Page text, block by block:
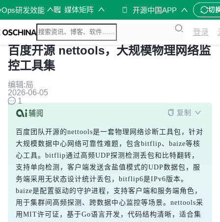
研发效能 媒体矩阵 开源中国APP 切
登录
百度开源 nettools，大规模物理网络监
控工具集
编辑:局
2026-06-05
1
复制
百度团队开源的nettools是一套物理网络诊断工具包，针对
大规模数据中心网络可靠性难题，包含bitflip、baize等核
心工具。bitflip通过高频UDP探测检测丢包和比特翻转，
支持单向检测，客户端发送含盐值模式的UDP数据包，服
务端采用无状态设计统计丢包，bitflip6是IPv6版本。
baize是配置驱动的守护进程，支持客户端和服务端角色，
用于集群间高频探测、跨数据中心监控等场景。nettools采
用MIT许可证，基于Go语言开发，代码结构清晰，适合集